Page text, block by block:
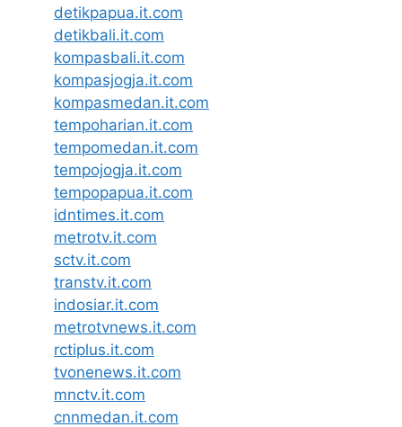
detikpapua.it.com
detikbali.it.com
kompasbali.it.com
kompasjogja.it.com
kompasmedan.it.com
tempoharian.it.com
tempomedan.it.com
tempojogja.it.com
tempopapua.it.com
idntimes.it.com
metrotv.it.com
sctv.it.com
transtv.it.com
indosiar.it.com
metrotvnews.it.com
rctiplus.it.com
tvonenews.it.com
mnctv.it.com
cnnmedan.it.com